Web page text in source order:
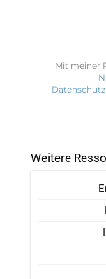
Mit meiner
Weitere